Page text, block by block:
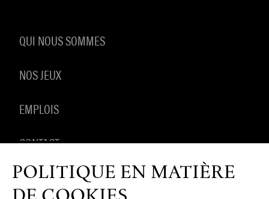
QUI NOUS SOMMES
NOS JEUX
EMPLOIS
CONTACT
PRODUITS DÉRIVÉS
POLITIQUE EN MATIÈRE